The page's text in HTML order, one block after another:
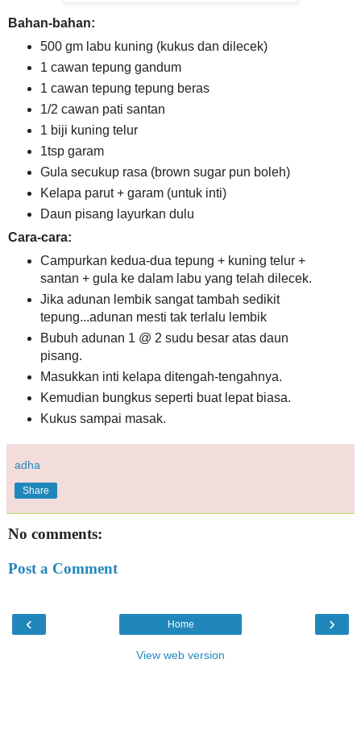
Bahan-bahan:
500 gm labu kuning (kukus dan dilecek)
1 cawan tepung gandum
1 cawan tepung tepung beras
1/2 cawan pati santan
1 biji kuning telur
1tsp garam
Gula secukup rasa (brown sugar pun boleh)
Kelapa parut + garam (untuk inti)
Daun pisang layurkan dulu
Cara-cara:
Campurkan kedua-dua tepung + kuning telur +
santan + gula ke dalam labu yang telah dilecek.
Jika adunan lembik sangat tambah sedikit
tepung...adunan mesti tak terlalu lembik
Bubuh adunan 1 @ 2 sudu besar atas daun
pisang.
Masukkan inti kelapa ditengah-tengahnya.
Kemudian bungkus seperti buat lepat biasa.
Kukus sampai masak.
adha
Share
No comments:
Post a Comment
‹ ›
Home
View web version